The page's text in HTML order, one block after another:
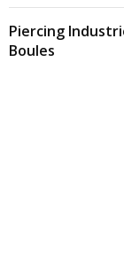
Piercing
Boules